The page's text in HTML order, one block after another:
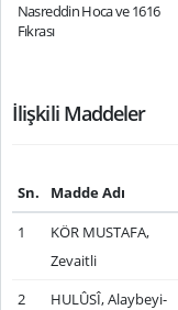
Nasreddin Hoca ve 1616
Fıkrası
İlişkili Maddeler
Sn. Madde Adı
1
KÖR MUSTAFA,
Zevaitli
2
HULÛSÎ, Alaybeyi-